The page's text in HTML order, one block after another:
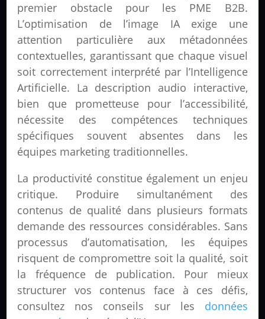
premier obstacle pour les PME B2B.
L’optimisation de l’image IA exige une
attention particulière aux métadonnées
contextuelles, garantissant que chaque visuel
soit correctement interprété par l’Intelligence
Artificielle. La description audio interactive,
bien que prometteuse pour l’accessibilité,
nécessite des compétences techniques
spécifiques souvent absentes dans les
équipes marketing traditionnelles.
La productivité constitue également un enjeu
critique. Produire simultanément des
contenus de qualité dans plusieurs formats
demande des ressources considérables. Sans
processus d’automatisation, les équipes
risquent de compromettre soit la qualité, soit
la fréquence de publication. Pour mieux
structurer vos contenus face à ces défis,
consultez nos conseils sur les données